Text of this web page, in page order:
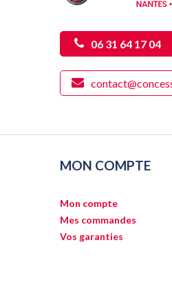
06 31 64 17 04
MON COMPTE
Mon compte
Mes commandes
Vos garanties